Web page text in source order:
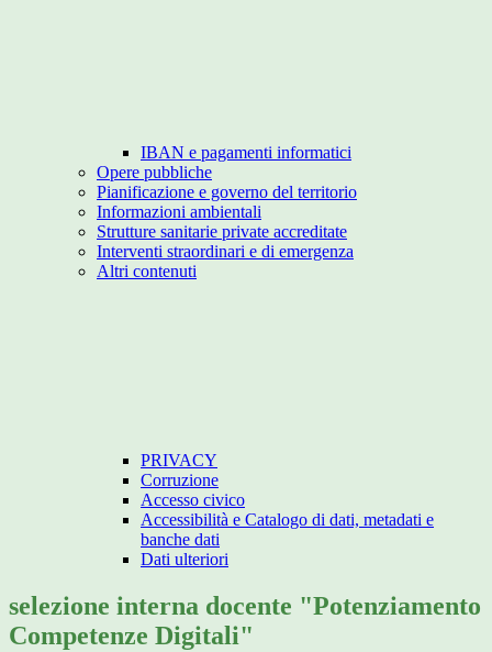
IBAN e pagamenti informatici
Opere pubbliche
Pianificazione e governo del territorio
Informazioni ambientali
Strutture sanitarie private accreditate
Interventi straordinari e di emergenza
Altri contenuti
PRIVACY
Corruzione
Accesso civico
Accessibilità e Catalogo di dati, metadati e
banche dati
Dati ulteriori
selezione interna docente "Potenziamento
Competenze Digitali"